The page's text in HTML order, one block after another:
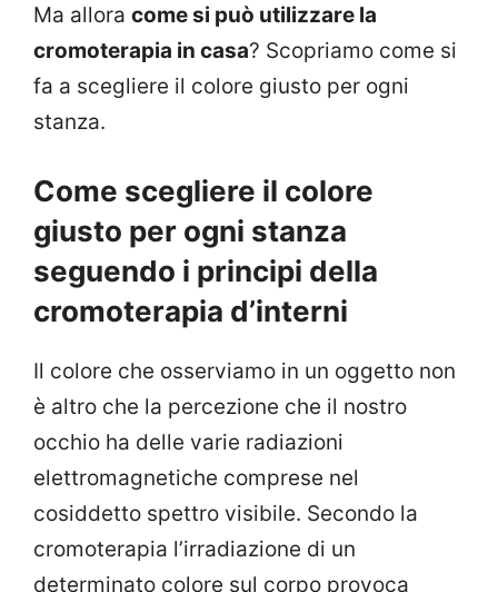
Ma allora come si può utilizzare la
cromoterapia in casa? Scopriamo come si
fa a scegliere il colore giusto per ogni
stanza.
Come scegliere il colore
giusto per ogni stanza
seguendo i principi della
cromoterapia d’interni
Il colore che osserviamo in un oggetto non
è altro che la percezione che il nostro
occhio ha delle varie radiazioni
elettromagnetiche comprese nel
cosiddetto spettro visibile. Secondo la
cromoterapia l’irradiazione di un
determinato colore sul corpo provoca